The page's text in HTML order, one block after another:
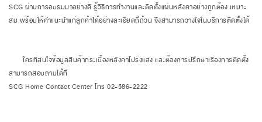
SCG ผ่านการอบรมมาอย่างดี รู้วิธีการทำงานและติดตั้งแผ่นหลังคาอย่างถูกต้อง เหมาะ
สม พร้อมให้คำแนะนำแก่ลูกค้าได้อย่างละเอียดถี่ถ้วน จึงสามารถวางใจในบริการติดตั้งได้
ใครที่สนใจข้อมูลสินค้ากระเบื้องหลังคาโปร่งแสง และต้องการปรึกษาเรื่องการติดตั้ง
สามารถสอบถามได้ที่
​​​​​​​SCG Home Contact Center โทร 02-586-2222